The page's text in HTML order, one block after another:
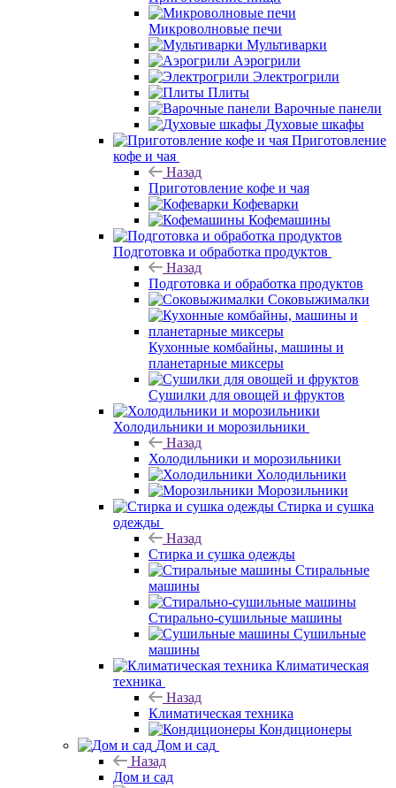
Микроволновые печи
Мультиварки
Аэрогрили
Электрогрили
Плиты
Варочные панели
Духовые шкафы
Приготовление
кофе и чая
Назад
Приготовление кофе и чая
Кофеварки
Кофемашины
Подготовка и обработка продуктов
Назад
Подготовка и обработка продуктов
Соковыжималки
Кухонные комбайны, машины и
планетарные миксеры
Сушилки для овощей и фруктов
Холодильники и морозильники
Назад
Холодильники и морозильники
Холодильники
Морозильники
Стирка и сушка
одежды
Назад
Стирка и сушка одежды
Стиральные
машины
Стирально-сушильные машины
Сушильные
машины
Климатическая
техника
Назад
Климатическая техника
Кондиционеры
Дом и сад
Назад
Дом и сад